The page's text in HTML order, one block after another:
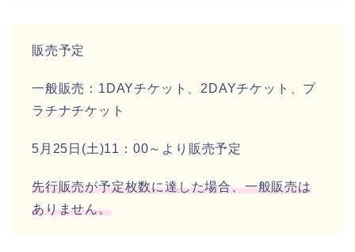
販売予定
一般販売：1DAYチケット、2DAYチケット、プ
ラチナチケット
5月25日(土)11：00～より販売予定
先行販売が予定枚数に達した場合、一般販売は
ありません。